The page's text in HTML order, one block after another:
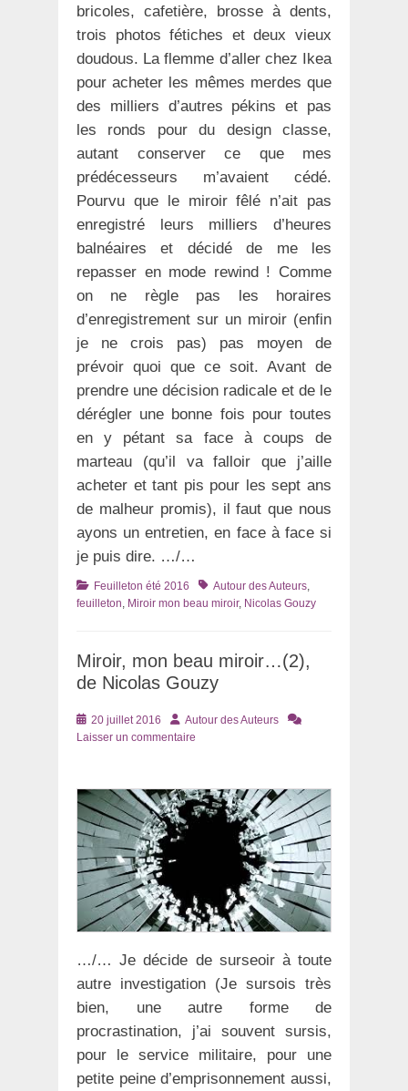
bricoles, cafetière, brosse à dents,
trois photos fétiches et deux vieux
doudous. La flemme d’aller chez Ikea
pour acheter les mêmes merdes que
des milliers d’autres pékins et pas
les ronds pour du design classe,
autant conserver ce que mes
prédécesseurs m’avaient cédé.
Pourvu que le miroir fêlé n’ait pas
enregistré leurs milliers d’heures
balnéaires et décidé de me les
repasser en mode rewind ! Comme
on ne règle pas les horaires
d’enregistrement sur un miroir (enfin
je ne crois pas) pas moyen de
prévoir quoi que ce soit. Avant de
prendre une décision radicale et de le
dérégler une bonne fois pour toutes
en y pétant sa face à coups de
marteau (qu’il va falloir que j’aille
acheter et tant pis pour les sept ans
de malheur promis), il faut que nous
ayons un entretien, en face à face si
je puis dire. …/…
Catégories
Feuilleton été 2016 TagsAutour des Auteurs
feuilleton Miroir mon beau miroir, Nicolas Gouzy
Miroir, mon beau miroir…(2),
de Nicolas Gouzy
Posté
le
20 juillet 2016 AuteurAutour des Auteurs
Laisser un commentaire
…/… Je décide de surseoir à toute
autre investigation (Je sursois très
bien, une autre forme de
procrastination, j’ai souvent sursis,
pour le service militaire, pour une
petite peine d’emprisonnement aussi,